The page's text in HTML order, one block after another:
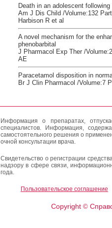
Death in an adolescent
Am J Dis Child /Volume:132
Harbison R et al
A novel mechanism for the
phenobarbital
J Pharmacol Exp Ther /
AE
Paracetamol disposition in
Br J Clin Pharmacol /Volume:7
Информация о препаратах,
специалистов. Информация,
самостоятельного решения о
очной консультации врача.
Свидетельство о регистрации
надзору в сфере связи,
года.
Пользовательское соглашение
Copyright ©